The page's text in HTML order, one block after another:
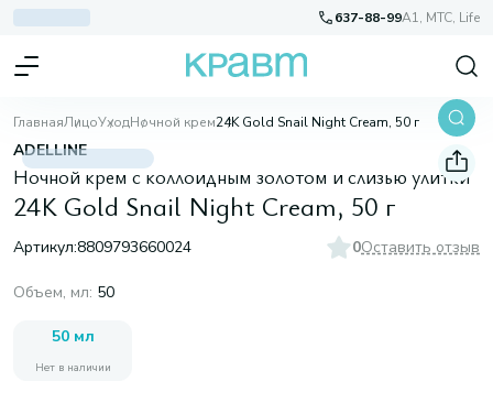
637-88-99A1, МТС, Life
ГлавнаяЛицоУходНочной крем24K Gold Snail Night Cream, 50 г
ADELLINE
Ночной крем с коллоидным золотом и слизью улитки
24K Gold Snail Night Cream, 50 г
Артикул:8809793660024 0Оставить отзыв
Объем, мл: 50
50 мл
Нет в наличии